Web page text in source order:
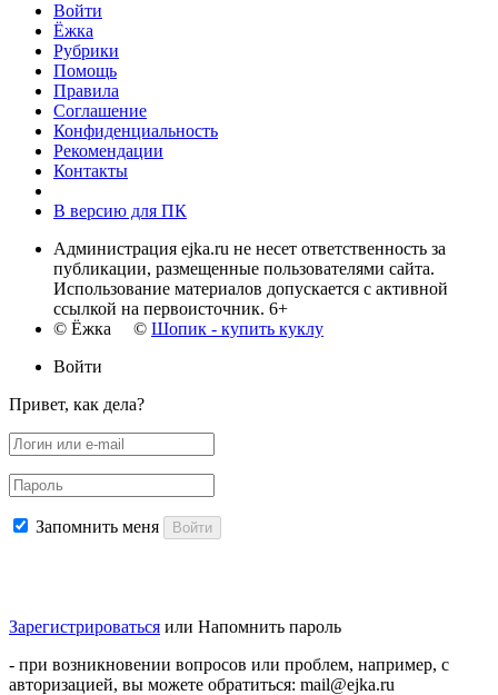
Войти
Ёжка
Рубрики
Помощь
Правила
Соглашение
Конфиденциальность
Рекомендации
Контакты
В версию для ПК
Администрация ejka.ru не несет ответственность за
публикации, размещенные пользователями сайта.
Использование материалов допускается с активной
ссылкой на первоисточник. 6+
© Ёжка © Шопик - купить куклу
Войти
Привет, как дела?
Запомнить меня Войти
Зарегистрироваться или Напомнить пароль
- при возникновении вопросов или проблем, например, с
авторизацией, вы можете обратиться: mail@ejka.ru